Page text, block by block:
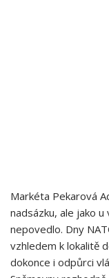
Markéta Pekarová
nadsázku, ale jako
nepovedlo. Dny
vzhledem k lokalitě
dokonce i odpůrci